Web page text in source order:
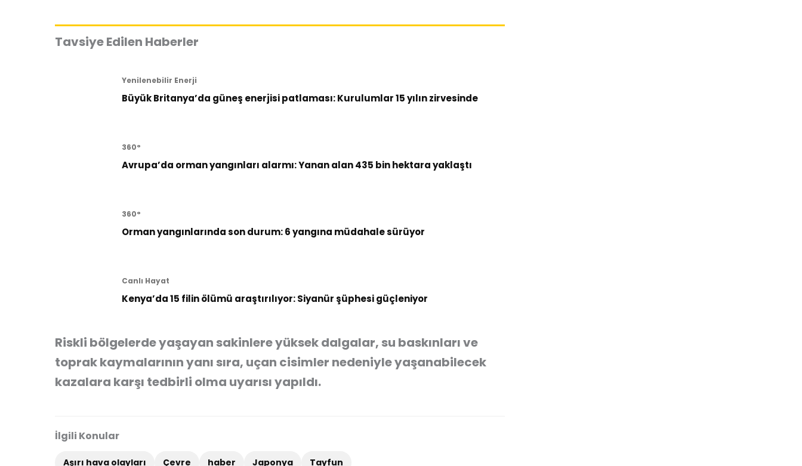
Tavsiye Edilen Haberler
Yenilenebilir Enerji
Büyük Britanya’da güneş enerjisi patlaması: Kurulumlar 15 yılın zirvesinde
360°
Avrupa’da orman yangınları alarmı: Yanan alan 435 bin hektara yaklaştı
360°
Orman yangınlarında son durum: 6 yangına müdahale sürüyor
Canlı Hayat
Kenya’da 15 filin ölümü araştırılıyor: Siyanür şüphesi güçleniyor
Riskli bölgelerde yaşayan sakinlere yüksek dalgalar, su baskınları ve
toprak kaymalarının yanı sıra, uçan cisimler nedeniyle yaşanabilecek
kazalara karşı tedbirli olma uyarısı yapıldı.
İlgili Konular
Aşırı hava olayları Çevre haber Japonya Tayfun